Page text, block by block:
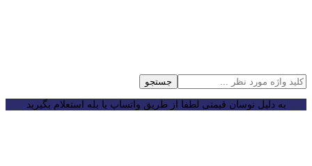
جستجو
به دلیل نوسان قیمتی لطفا از طریق واتساپ یا بله استعلام بگیرید